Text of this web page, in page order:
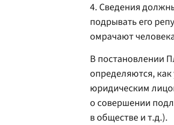
4. Сведения
подрывать его
омрачают
В постановлении
определяются,
юридическим
о совершении
в обществе и т.д.).